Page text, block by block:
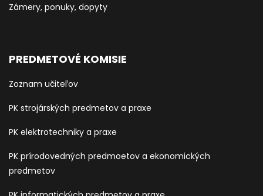
Zámery, ponuky, dopyty
PREDMETOVÉ KOMISIE
Zoznam učiteľov
PK strojárských predmetov a praxe
PK elektrotechniky a praxe
PK prírodovedných predmoetov a ekonomických
predmetov